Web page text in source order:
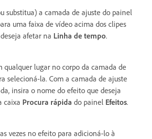
substitua) a camada de ajuste do painel
uma faixa de vídeo acima dos clipes
afetar na Linha de tempo.
qualquer lugar no corpo da camada de
selecioná-la. Com a camada de ajuste
insira o nome do efeito que deseja
caixa Procura rápida do painel Efeitos.
vezes no efeito para adicioná-lo à